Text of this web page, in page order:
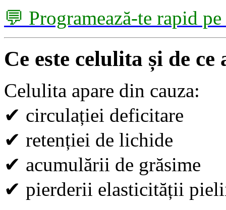
💬 Programează-te rapid
Ce este celulita și de ce
Celulita apare din cauza:
✔ circulației deficitare
✔ retenției de lichide
✔ acumulării de grăsime
✔ pierderii elasticității